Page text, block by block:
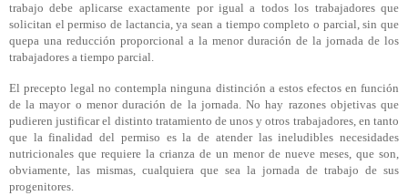
trabajo debe aplicarse exactamente por igual a todos los trabajadores que
solicitan el permiso de lactancia, ya sean a tiempo completo o parcial, sin que
quepa una reducción proporcional a la menor duración de la jornada de los
trabajadores a tiempo parcial.
El precepto legal no contempla ninguna distinción a estos efectos en función
de la mayor o menor duración de la jornada. No hay razones objetivas que
pudieren justificar el distinto tratamiento de unos y otros trabajadores, en tanto
que la finalidad del permiso es la de atender las ineludibles necesidades
nutricionales que requiere la crianza de un menor de nueve meses, que son,
obviamente, las mismas, cualquiera que sea la jornada de trabajo de sus
progenitores.